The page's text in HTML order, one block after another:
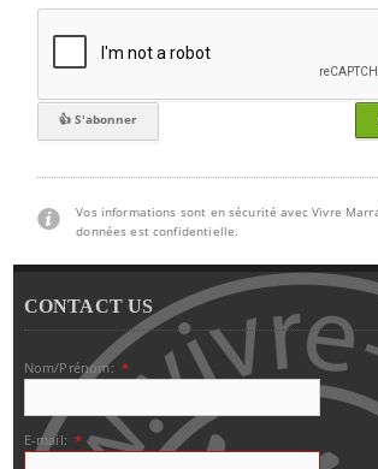
Vos informations sont en sécurité avec Vivre
données est confidentielle.
CONTACT US
Nom/Prénom: *
E-mail: *